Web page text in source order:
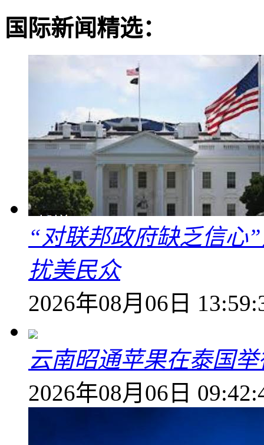
国际新闻精选：
“对联邦政府缺乏信心
扰美民众
2026年08月06日
云南昭通苹果在泰国
2026年08月06日